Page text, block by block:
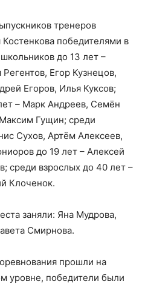
тренеров
победителями в
до 13 лет –
Егор Кузнецов,
Егоров, Илья Куксов;
– Марк Андреев, Семён
Гущин; среди
Сухов, Артём Алексеев,
до 19 лет – Алексей
среди взрослых до 40 лет –
Клоченок.
заняли: Яна Мудрова,
Смирнова.
прошли на
уровне, победители были